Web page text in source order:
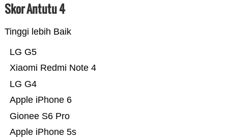
Skor Antutu 4
Tinggi lebih Baik
Apple iPhone 5s
Gionee S6 Pro
Apple iPhone 6
LG G4
Xiaomi Redmi Note 4
LG G5